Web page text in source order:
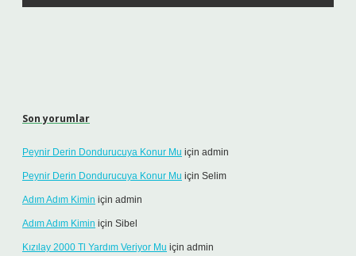
Son yorumlar
Peynir Derin Dondurucuya Konur Mu için admin
Peynir Derin Dondurucuya Konur Mu için Selim
Adım Adım Kimin için admin
Adım Adım Kimin için Sibel
Kızılay 2000 Tl Yardım Veriyor Mu için admin